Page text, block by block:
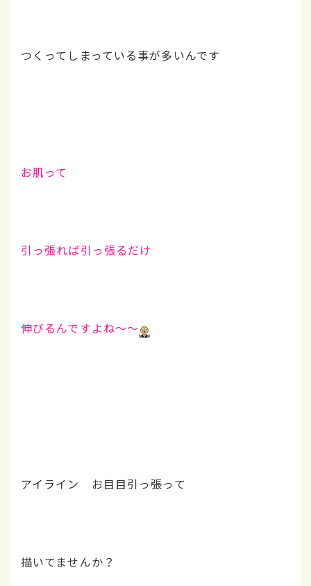
つくってしまっている事が多いんです
お肌って
引っ張れば引っ張るだけ
伸びるんですよね～～
アイライン お目目引っ張って
描いてませんか？